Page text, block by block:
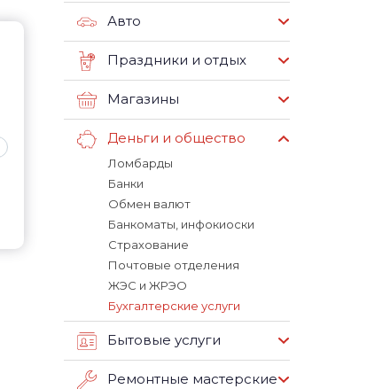
Авто
Праздники и отдых
Магазины
Деньги и общество
Ломбарды
Банки
Обмен валют
Банкоматы, инфокиоски
Страхование
Почтовые отделения
ЖЭС и ЖРЭО
Бухгалтерские услуги
Бытовые услуги
Ремонтные мастерские